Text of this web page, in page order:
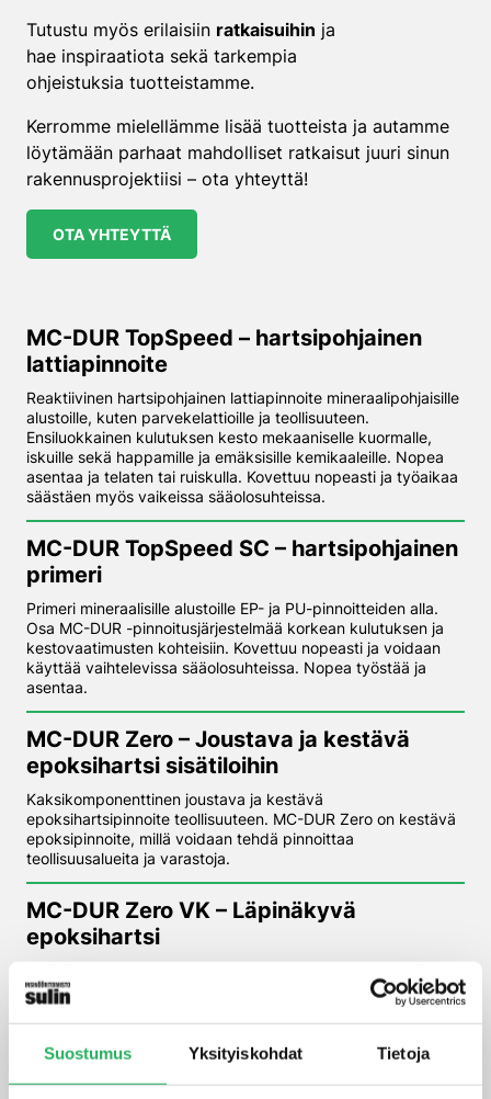
Suostumus Yksityiskohdat Tietoja
Tutustu myös erilaisiin ratkaisuihin ja
hae inspiraatiota sekä tarkempia
ohjeistuksia tuotteistamme.
Kerromme mielellämme lisää tuotteista ja autamme
löytämään parhaat mahdolliset ratkaisut juuri sinun
rakennusprojektiisi – ota yhteyttä!
OTA YHTEYTTÄ
MC-DUR TopSpeed – hartsipohjainen
lattiapinnoite
Reaktiivinen hartsipohjainen lattiapinnoite mineraalipohjaisille
alustoille, kuten parvekelattioille ja teollisuuteen.
Ensiluokkainen kulutuksen kesto mekaaniselle kuormalle,
iskuille sekä happamille ja emäksisille kemikaaleille. Nopea
asentaa ja telaten tai ruiskulla. Kovettuu nopeasti ja työaikaa
säästäen myös vaikeissa sääolosuhteissa.
MC-DUR TopSpeed SC – hartsipohjainen
primeri
Primeri mineraalisille alustoille EP- ja PU-pinnoitteiden alla.
Osa MC-DUR -pinnoitusjärjestelmää korkean kulutuksen ja
kestovaatimusten kohteisiin. Kovettuu nopeasti ja voidaan
käyttää vaihtelevissa sääolosuhteissa. Nopea työstää ja
asentaa.
MC-DUR Zero – Joustava ja kestävä
epoksihartsi sisätiloihin
Kaksikomponenttinen joustava ja kestävä
epoksihartsipinnoite teollisuuteen. MC-DUR Zero on kestävä
epoksipinnoite, millä voidaan tehdä pinnoittaa
teollisuusalueita ja varastoja.
MC-DUR Zero VK – Läpinäkyvä
epoksihartsi
pohjustamiseen ja voidaan käyttää myös laastina.
Hyväksytty käytettäväksi sisätiloissa AgBB mukaisesti.
MC-Estrifan RIS-SL